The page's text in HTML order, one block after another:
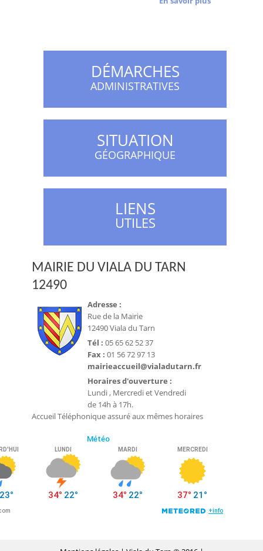
DÉMARCHES
ADMINISTRATIVES
SITUATION
GÉOGRAPHIQUE
LIENS
UTILES
MAIRIE DU VIALA DU TARN
12490
Adresse :
Rue de la Mairie
12490 Viala du Tarn
Tél : 05 65 62 52 37
Fax : 01 56 72 97 13
mairieaccueil@vialadutarn.fr
Horaires d'ouverture :
Lundi , Mercredi et Vendredi
de 14h à 17h.
Accueil Téléphonique assuré aux mêmes horaires